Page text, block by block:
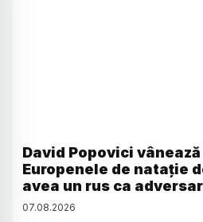
David Popovici
Europenele de natație
avea un rus ca
07.08.2026